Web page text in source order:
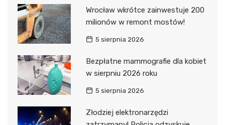
Wrocław wkrótce zainwestuje 200
milionów w remont mostów!
5 sierpnia 2026
Bezpłatne mammografie dla kobiet
w sierpniu 2026 roku
5 sierpnia 2026
Złodziej elektronarzędzi